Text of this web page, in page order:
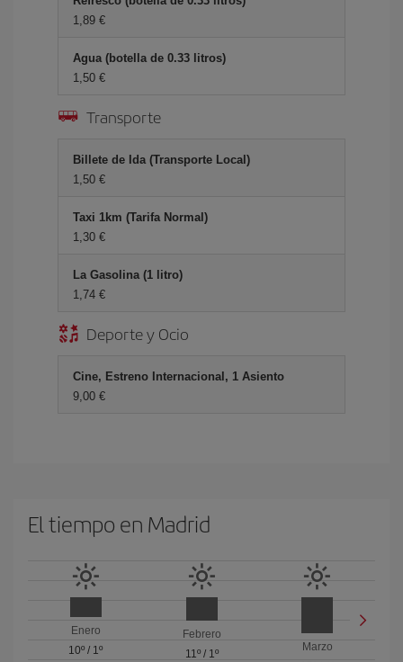
1,89 €
Agua (botella de 0.33 litros)
1,50 €
Transporte
Billete de Ida (Transporte Local)
1,50 €
Taxi 1km (Tarifa Normal)
1,30 €
La Gasolina (1 litro)
1,74 €
Deporte y Ocio
Cine, Estreno Internacional, 1 Asiento
9,00 €
El tiempo en Madrid
Enero
10º / 1º
Febrero
11º/ 1º
Marzo